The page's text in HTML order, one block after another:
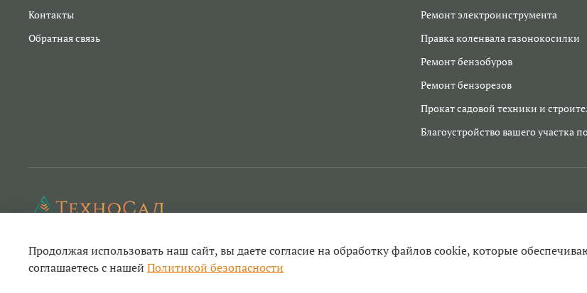
Контакты
Обратная связь
Ремонт электроинструмента
Правка коленвала газонокосилки
Ремонт бензобуров
Ремонт бензорезов
Прокат садовой техники и
Благоустройство вашего участка
© 2022-2026
Техносад- ремонт садовой техники и инструмента в Егорьевске, заточка цепей, продажа
Продолжая использовать наш сайт, вы даете согласие на обработку файлов cookie, которые
соглашаетесь с нашей Политикой безопасности